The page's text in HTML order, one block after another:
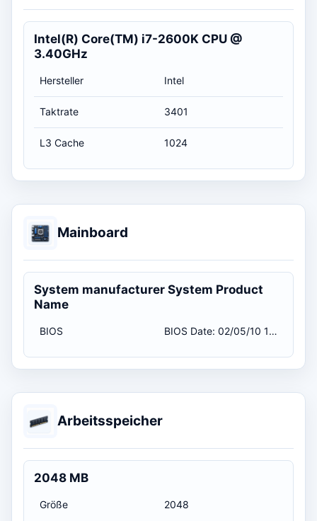
Intel(R) Core(TM) i7-2600K CPU @
3.40GHz
Hersteller Intel
Taktrate 3401
L3 Cache 1024
Mainboard
System manufacturer System Product
Name
BIOS BIOS Date: 02/05/10 19:13:52 Ver: 08.00.10 / 11.02.2011 01:00:00
Arbeitsspeicher
2048 MB
Größe 2048